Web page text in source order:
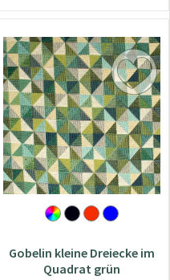
Gobelin kleine Dreiecke im
Quadrat grün